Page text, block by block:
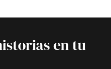
en tu